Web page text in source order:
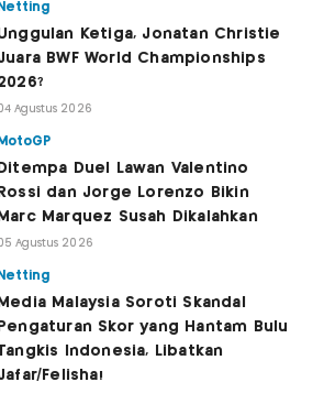
Netting
Ketiga, Jonatan Christie
BWF World Championships
Agustus 2026
MotoGP
Ditempa Duel Lawan Valentino
Rossi dan Jorge Lorenzo Bikin
Marc Marquez Susah Dikalahkan
Agustus 2026
Netting
Media Malaysia Soroti Skandal
Pengaturan Skor yang Hantam Bulu
Indonesia, Libatkan
Felisha!